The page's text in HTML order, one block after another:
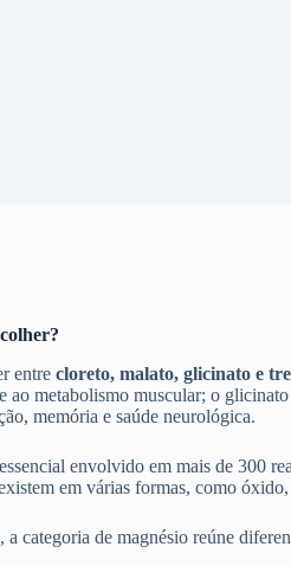
entre cloreto, malato, glicinato e
ao metabolismo muscular; o
memória e saúde neurológica.
envolvido em mais de 300
em várias formas, como
, a categoria de magnésio reúne